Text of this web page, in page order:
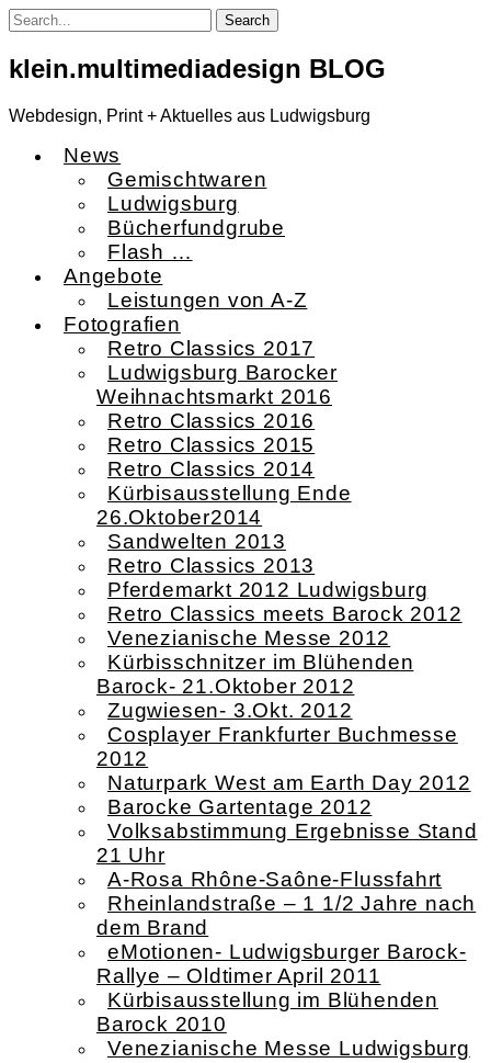
Skip
to
content
klein.multimediadesign BLOG
Webdesign, Print + Aktuelles aus Ludwigsburg
News
Gemischtwaren
Ludwigsburg
Bücherfundgrube
Flash …
Angebote
Leistungen von A-Z
Fotografien
Retro Classics 2017
Ludwigsburg Barocker
Weihnachtsmarkt 2016
Retro Classics 2016
Retro Classics 2015
Retro Classics 2014
Kürbisausstellung Ende
26.Oktober2014
Sandwelten 2013
Retro Classics 2013
Pferdemarkt 2012 Ludwigsburg
Retro Classics meets Barock 2012
Venezianische Messe 2012
Kürbisschnitzer im Blühenden
Barock- 21.Oktober 2012
Zugwiesen- 3.Okt. 2012
Cosplayer Frankfurter Buchmesse
2012
Naturpark West am Earth Day 2012
Barocke Gartentage 2012
Volksabstimmung Ergebnisse Stand
21 Uhr
A-Rosa Rhône-Saône-Flussfahrt
Rheinlandstraße – 1 1/2 Jahre nach
dem Brand
eMotionen- Ludwigsburger Barock-
Rallye – Oldtimer April 2011
Kürbisausstellung im Blühenden
Barock 2010
Venezianische Messe Ludwigsburg